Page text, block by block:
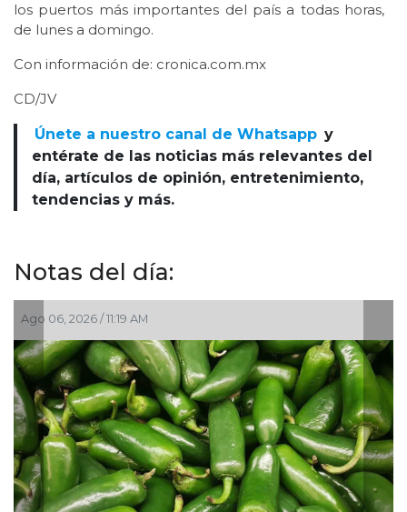
los puertos más importantes del país a todas horas,
de lunes a domingo.
Con información de: cronica.com.mx
CD/JV
Únete a nuestro canal de Whatsapp y
entérate de las noticias más relevantes del
día, artículos de opinión, entretenimiento,
tendencias y más.
Notas del día:
Ago 05, 2026 / 2:56 PM